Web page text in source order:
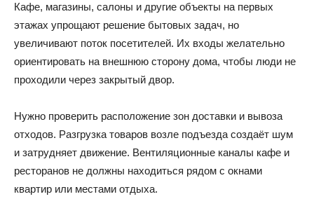
Кафе, магазины, салоны и другие объекты на первых
этажах упрощают решение бытовых задач, но
увеличивают поток посетителей. Их входы желательно
ориентировать на внешнюю сторону дома, чтобы люди не
проходили через закрытый двор.
Нужно проверить расположение зон доставки и вывоза
отходов. Разгрузка товаров возле подъезда создаёт шум
и затрудняет движение. Вентиляционные каналы кафе и
ресторанов не должны находиться рядом с окнами
квартир или местами отдыха.